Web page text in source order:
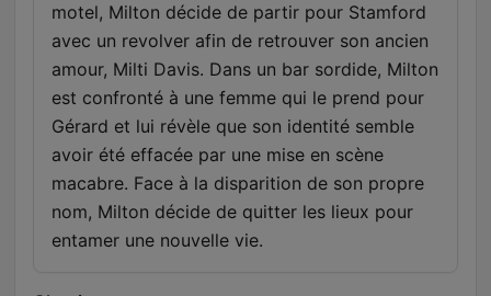
motel, Milton décide de partir pour Stamford
avec un revolver afin de retrouver son ancien
amour, Milti Davis. Dans un bar sordide, Milton
est confronté à une femme qui le prend pour
Gérard et lui révèle que son identité semble
avoir été effacée par une mise en scène
macabre. Face à la disparition de son propre
nom, Milton décide de quitter les lieux pour
entamer une nouvelle vie.